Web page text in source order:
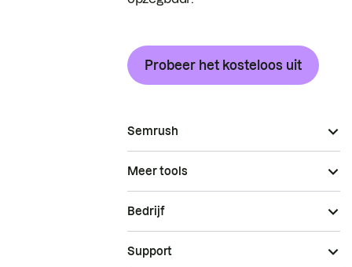
Probeer het kosteloos uit
Semrush
Meer tools
Bedrijf
Support